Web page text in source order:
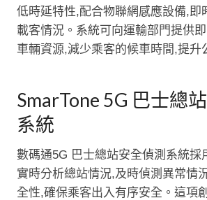
低時延特性,配合物聯網感應設備,即
載客情況。系統可向運輸部門提供
車輛資源,減少乘客的候車時間,提升
SmarTone 5G 巴士總
系統
數碼通5G 巴士總站安全偵測系統採
實時分析總站情況,及時偵測異常情
全性,確保乘客出入有序安全。這項